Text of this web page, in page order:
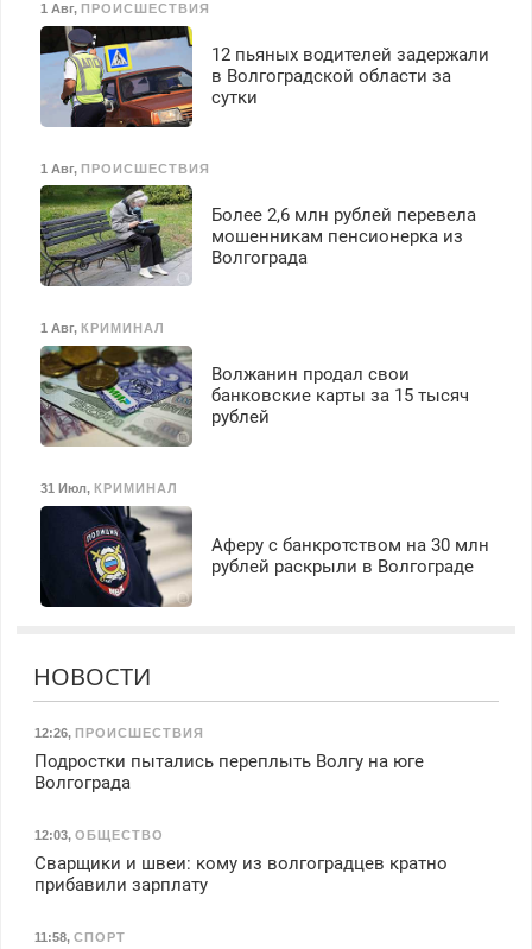
1 Авг, ПРОИСШЕСТВИЯ
12 пьяных водителей задержали
в Волгоградской области за
сутки
1 Авг, ПРОИСШЕСТВИЯ
Более 2,6 млн рублей перевела
мошенникам пенсионерка из
Волгограда
1 Авг, КРИМИНАЛ
Волжанин продал свои
банковские карты за 15 тысяч
рублей
31 Июл, КРИМИНАЛ
Аферу с банкротством на 30 млн
рублей раскрыли в Волгограде
НОВОСТИ
12:26, ПРОИСШЕСТВИЯ
Подростки пытались переплыть Волгу на юге
Волгограда
12:03, ОБЩЕСТВО
Сварщики и швеи: кому из волгоградцев кратно
прибавили зарплату
11:58, СПОРТ